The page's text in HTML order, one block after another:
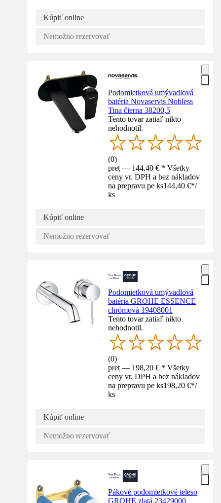
Kúpiť online
Nemožno rezervovať
Podomietková umývadlová
batéria Novaservis Nobless
Tina čierna 38200,5
Tento tovar zatiaľ nikto
nehodnotil.
(0)
preț — 144,40 € * Všetky
ceny vr. DPH a bez nákladov
na prepravu pe ks144,40 €*/
ks
Kúpiť online
Nemožno rezervovať
Podomietková umývadlová
batéria GROHE ESSENCE
chrómová 19408001
Tento tovar zatiaľ nikto
nehodnotil.
(0)
preț — 198,20 € * Všetky
ceny vr. DPH a bez nákladov
na prepravu pe ks198,20 €*/
ks
Kúpiť online
Nemožno rezervovať
Pákové podomietkové teleso
GROHE zlatá 23429000